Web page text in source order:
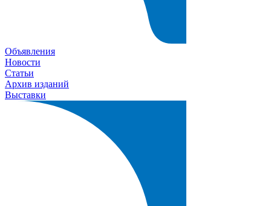
Объявления
Новости
Статьи
Архив изданий
Выставки